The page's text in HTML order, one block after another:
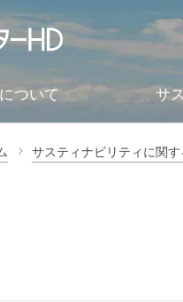
ついて サ
サスティナビリティに関